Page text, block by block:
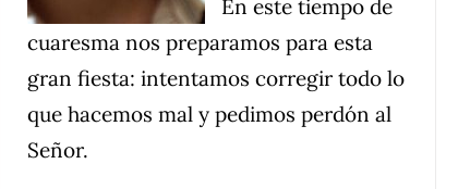
En este tiempo de
cuaresma nos preparamos para esta
gran fiesta: intentamos corregir todo lo
que hacemos mal y pedimos perdón al
Señor.